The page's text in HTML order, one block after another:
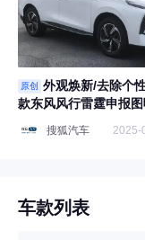
原创
外观焕新/去除个
款东风风行雷霆申报
搜狐汽车 2025-
车款列表